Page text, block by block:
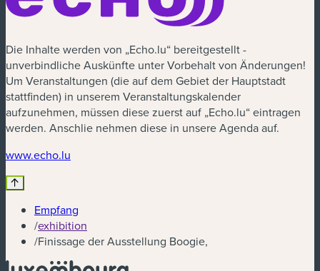
Die Inhalte werden von „Echo.lu“ bereitgestellt -
unverbindliche Auskünfte unter Vorbehalt von Änderungen!
Um Veranstaltungen (die auf dem Gebiet der Hauptstadt
stattfinden) in unserem Veranstaltungskalender
aufzunehmen, müssen diese zuerst auf „Echo.lu“ eintragen
werden. Anschlie nehmen diese in unsere Agenda auf.
www.echo.lu
Empfang
/exhibition
/Finissage der Ausstellung Boogie,